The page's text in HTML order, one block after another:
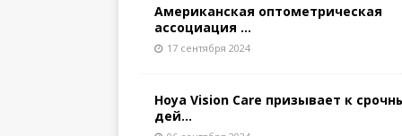
Американская оптометрическая
ассоциация ...
17 сентября 2024
Hoya Vision Care призывает к
дей...